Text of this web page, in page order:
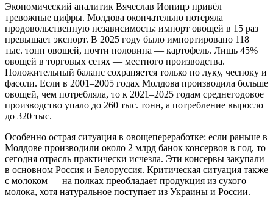
Экономический аналитик Вячеслав Ионицэ привёл
тревожные цифры. Молдова окончательно потеряла
продовольственную независимость: импорт овощей в 15 раз
превышает экспорт. В 2025 году было импортировано 118
тыс. тонн овощей, почти половина — картофель. Лишь 45%
овощей в торговых сетях — местного производства.
Положительный баланс сохраняется только по луку, чесноку и
фасоли. Если в 2001–2005 годах Молдова производила больше
овощей, чем потребляла, то к 2021–2025 годам среднегодовое
производство упало до 260 тыс. тонн, а потребление выросло
до 320 тыс.
Особенно острая ситуация в овощепереработке: если раньше в
Молдове производили около 2 млрд банок консервов в год, то
сегодня отрасль практически исчезла. Эти консервы закупали
в основном Россия и Белоруссия. Критическая ситуация также
с молоком — на полках преобладает продукция из сухого
молока, хотя натуральное поступает из Украины и России.